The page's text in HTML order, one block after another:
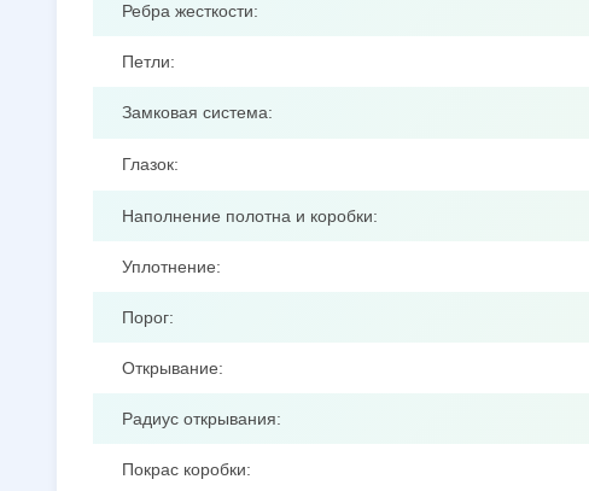
Ребра жесткости:
Петли:
Замковая система:
Глазок:
Наполнение полотна и коробки:
Уплотнение:
Порог:
Открывание:
Радиус открывания:
Покрас коробки: